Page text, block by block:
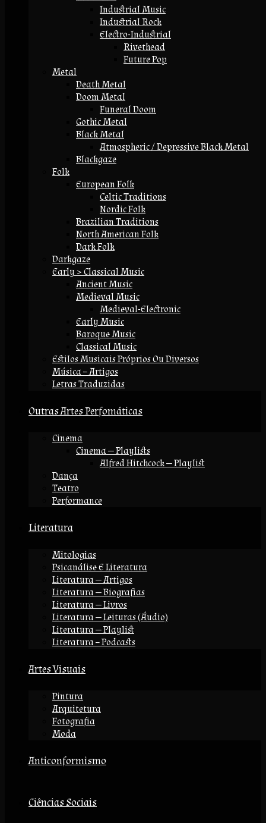
Industrial Music
Industrial Rock
Electro-Industrial
Rivethead
Future Pop
Metal
Death Metal
Doom Metal
Funeral Doom
Gothic Metal
Black Metal
Atmospheric / Depressive Black Metal
Blackgaze
Folk
European Folk
Celtic Traditions
Nordic Folk
Brazilian Traditions
North American Folk
Dark Folk
Darkgaze
Early > Classical Music
Ancient Music
Medieval Music
Medieval-Electronic
Early Music
Baroque Music
Classical Music
Estilos Musicais Próprios Ou Diversos
Música – Artigos
Letras Traduzidas
Outras Artes Perfomáticas
Cinema
Cinema — Playlists
Alfred Hitchcock — Playlist
Dança
Teatro
Performance
Literatura
Mitologias
Psicanálise E Literatura
Literatura — Artigos
Literatura — Biografias
Literatura — Livros
Literatura — Leituras (áudio)
Literatura — Playlist
Literatura – Podcasts
Artes Visuais
Pintura
Arquitetura
Fotografia
Moda
Anticonformismo
Ciências Sociais